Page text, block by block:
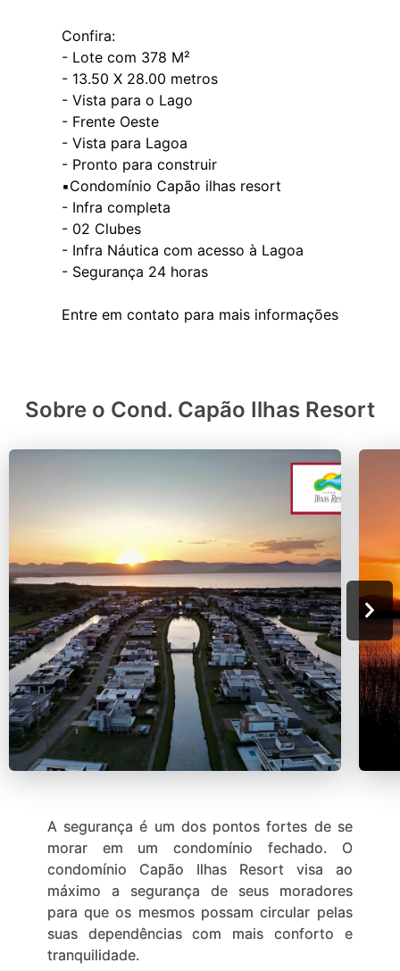
Confira:
- Lote com 378 M²
- ⁠13.50 X 28.00 metros
- ⁠Vista para o Lago
- ⁠Frente Oeste
- ⁠Vista para Lagoa
- ⁠Pronto para construir
▪️Condomínio Capão ilhas resort
- Infra completa
- ⁠02 Clubes
- ⁠Infra Náutica com acesso à Lagoa
- ⁠Segurança 24 horas
Sobre o Cond. Capão Ilhas Resort
A segurança é um dos pontos fortes de se
morar em um condomínio fechado. O
condomínio Capão Ilhas Resort visa ao
máximo a segurança de seus moradores
para que os mesmos possam circular pelas
suas dependências com mais conforto e
tranquilidade.